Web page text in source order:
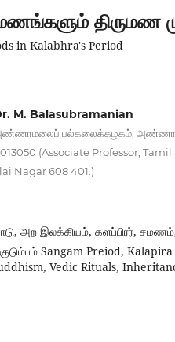
திருமண
in Kalabhra's Period
M. Balasubramanian
அண்ணாமலைப் பல்கலைக்கழகம்,
(Associate Professor,
Nagar 608 401.)
அற இலக்கியம், களப்பிரர்,
குடும்பம் Sangam Preiod,
Vedic Rituals,